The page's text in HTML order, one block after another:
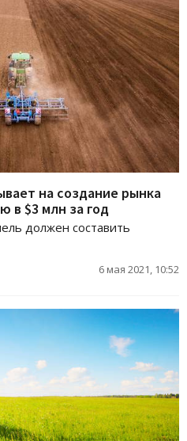
на создание рынка
в $3 млн за год
должен составить
6 мая 2021, 10:52